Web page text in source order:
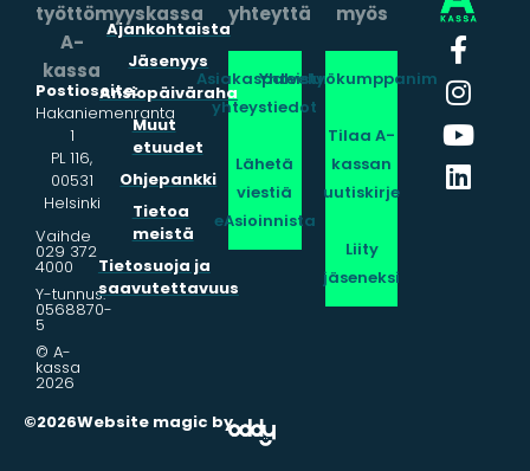
työttömyyskassa
A-
kassa
Postiosoite:
Hakaniemenranta
1
PL 116,
00531
Helsinki
Vaihde
029 372
4000
Y-tunnus:
0568870-
5
© A-
kassa
2026
yhteyttä
Asiakaspalvelun
yhteystiedot
Lähetä
viestiä
eAsioinnista
Ajankohtaista
Jäsenyys
Ansiopäiväraha
Muut
etuudet
Ohjepankki
Tietoa
meistä
Tietosuoja ja
saavutettavuus
myös
Yhteistyökumppanimme
Tilaa A-
kassan
uutiskirje
Liity
jäseneksi
©2026Website magic by